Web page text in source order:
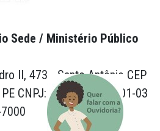
Sede / Ministério Público
II, 473 - Santo Antônio CEP
CNPJ: 24.417.065/0001-03